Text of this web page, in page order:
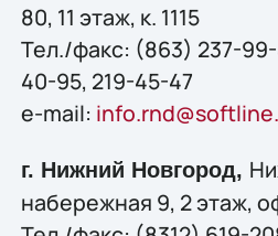
80, 11 этаж, к. 1115
Тел./факс: (863) 237-
40-95, 219-45-47
e-mail:
г. Нижний Новгород,
набережная 9, 2 этаж,